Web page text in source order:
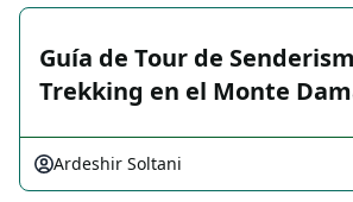
Guía de Tour de
Trekking en el Monte
Ardeshir Soltani